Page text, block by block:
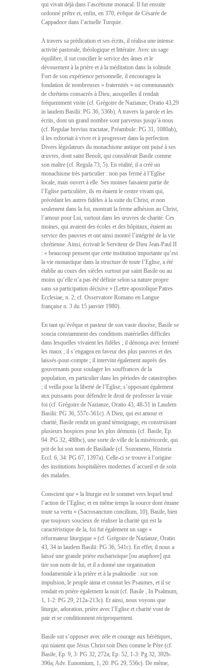
qui vivait déjà dans l’ascétisme monacal. Il fut ensuite
ordonné prêtre et, enfin, en 370, évêque de Césarée de
Cappadoce dans l’actuelle Turquie.
A travers sa prédication et ses écrits, il réalisa une intense
activité pastorale, théologique et littéraire. Avec un sage
équilibre, il sut concilier le service des âmes et le
dévouement à la prière et à la méditation dans la solitude.
Fort de son expérience personnelle, il encouragea la
fondation de nombreuses « fraternités » ou communautés
de chrétiens consacrés à Dieu, auxquelles il rendait
fréquemment visite (cf. Grégoire de Nazianze, Oratio 43,29
in laudem Basilii: PG 36, 536b). A travers la parole et les
écrits, dont un grand nombre sont parvenus jusqu’à nous
(cf. Regulae brevius tractatae, Préambule: PG 31, 1080ab),
il les exhortait à vivre et à progresser dans la perfection.
Divers législateurs du monachisme antique ont puisé à ses
œuvres, dont saint Benoît, qui considérait Basile comme
son maître (cf. Regula 73, 5). En réalité, il a créé un
monachisme très particulier : non pas fermé à l’Eglise
locale, mais ouvert à elle. Ses moines faisaient partie de
l’Eglise particulière, ils en étaient le centre vivant qui,
précédant les autres fidèles à la suite du Christ, et non
seulement dans la foi, montrait la ferme adhésion au Christ,
l’amour pour Lui, surtout dans les œuvres de charité. Ces
moines, qui avaient des écoles et des hôpitaux, étaient au
service des pauvres et ont ainsi montré l’intégrité de la vie
chrétienne. Ainsi, écrivait le Serviteur de Dieu Jean-Paul II
: « beaucoup pensent que cette institution importante qu’est
la vie monastique dans la structure de toute l’Eglise, a été
établie au cours des siècles surtout par saint Basile ou au
moins qu’elle n’a pas été définie selon sa nature propre
sans sa participation décisive » (Lettre apostolique Patres
Ecclesiae, n. 2; cf. Osservatore Romano en Langue
française n. 3 du 15 janvier 1980).
En tant qu’évêque et pasteur de son vaste diocèse, Basile se
soucia constamment des conditions matérielles difficiles
dans lesquelles vivaient les fidèles ; il dénonça avec fermeté
les maux ; il s’engagea en faveur des plus pauvres et des
laissés-pour-compte ; il intervint également auprès des
gouvernants pour soulager les souffrances de la
population, en particulier dans les périodes de catastrophes
; il veilla pour la liberté de l’Eglise, s’opposant également
aux puissants pour défendre le droit de professer la vraie
foi (cf. Grégoire de Nazianze, Oratio 43, 48-51 in Laudem
Basilii: PG 36, 557c-561c). A Dieu, qui est amour et
charité, Basile rendit un grand témoignage, en construisant
plusieurs hospices pour les plus démunis (cf. Basile, Ep.
94: PG 32, 488bc), une sorte de ville de la miséricorde, qui
prit de lui son nom de Basiliade (cf. Sozomeno, Historia
Eccl. 6, 34: PG 67, 1397a). Celle-ci se trouve à l’origine
des institutions hospitalières modernes d’accueil et de soin
des malades.
Conscient que « la liturgie est le sommet vers lequel tend
l’action de l’Eglise, et en même temps la source dont émane
toute sa vertu » (Sacrosanctum concilium, 10), Basile, bien
que toujours soucieux de réaliser la charité qui est la
caractéristique de la, foi fut également un sage «
réformateur liturgique » (cf. Grégoire de Nazianze, Oratio
43, 34 in laudem Basilii: PG 36, 541c). En effet, il nous a
laissé une grande prière eucharistique [ou anaphore] qui
tire son nom de lui, et il a donné une organisation
fondamentale à la prière et à la psalmodie : sur son
impulsion, le peuple aima et connut les Psaumes, et il se
rendait en prière également la nuit (cf. Basile , In Psalmum,
1, 1-2: PG 29, 212a-213c). Et ainsi, nous voyons que
liturgie, adoration, prière avec l’Eglise et charité vont de
pair et se conditionnent réciproquement.
Basile sut s’opposer avec zèle et courage aux hérétiques,
qui niaient que Jésus Christ soit Dieu comme le Père (cf.
Basile, Ep. 9, 3: PG 32, 272a; Ep. 52, 1-3: Pg 32, 392b-
396a; Adv. Eunomium, 1, 20: PG 29, 556c). De même,